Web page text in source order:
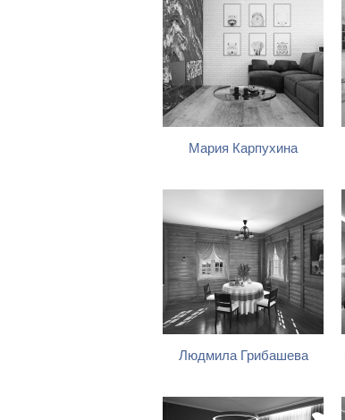
Мария Карпухина
Людмила Грибашева